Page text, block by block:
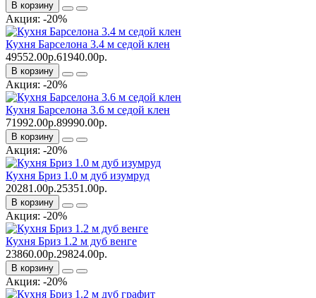
В корзину
Акция: -20%
Кухня Барселона 3.4 м седой клен
49552.00р.61940.00р.
В корзину
Акция: -20%
Кухня Барселона 3.6 м седой клен
71992.00р.89990.00р.
В корзину
Акция: -20%
Кухня Бриз 1.0 м дуб изумруд
20281.00р.25351.00р.
В корзину
Акция: -20%
Кухня Бриз 1.2 м дуб венге
23860.00р.29824.00р.
В корзину
Акция: -20%